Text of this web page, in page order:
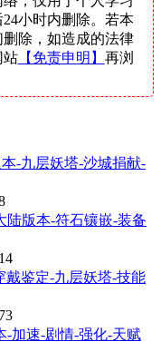
小时内删除。若本
除，如造成的法律
站【免责申明】 再浏
-九层妖塔-沙城捐献-
陆版本-符石镶嵌-装备
戴鉴定-九层妖塔-技能
-加速-剧情-强化-天赋